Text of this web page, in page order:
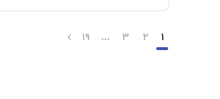
۱ ۲ ۳ … ۱۹